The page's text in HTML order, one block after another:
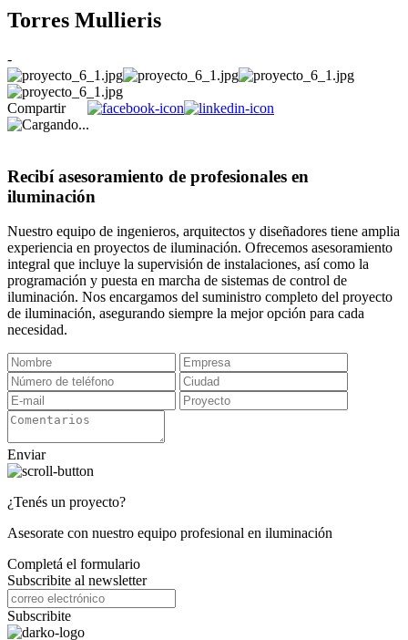
Torres Mullieris
-
Compartir
Recibí asesoramiento de profesionales en
iluminación
Nuestro equipo de ingenieros, arquitectos y diseñadores tiene amplia
experiencia en proyectos de iluminación. Ofrecemos asesoramiento
integral que incluye la supervisión de instalaciones, así como la
programación y puesta en marcha de sistemas de control de
iluminación. Nos encargamos del suministro completo del proyecto
de iluminación, asegurando siempre la mejor opción para cada
necesidad.
Enviar
¿Tenés un proyecto?
Asesorate con nuestro equipo profesional en iluminación
Completá el formulario
Subscribite al newsletter
Subscribite